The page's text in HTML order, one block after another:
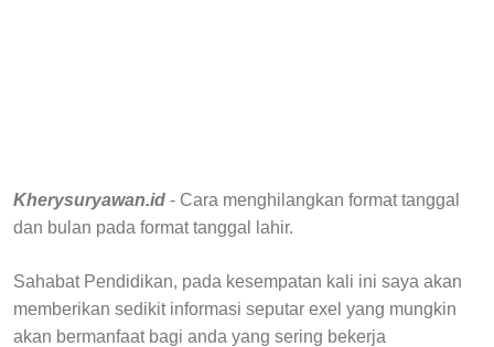
Kherysuryawan.id - Cara menghilangkan format tanggal
dan bulan pada format tanggal lahir.
Sahabat Pendidikan, pada kesempatan kali ini saya akan
memberikan sedikit informasi seputar exel yang mungkin
akan bermanfaat bagi anda yang sering bekerja